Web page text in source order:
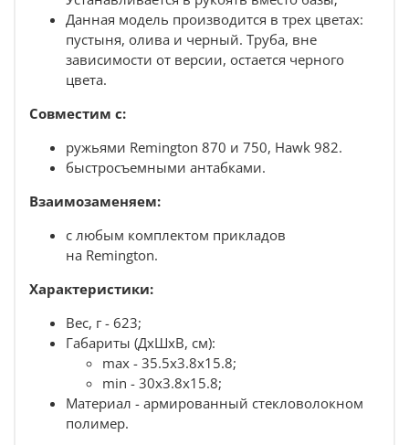
Данная модель производится в трех цветах:
пустыня, олива и черный. Труба, вне
зависимости от версии, остается черного
цвета.
Совместим с:
ружьями Remington 870 и 750, Hawk 982.
быстросъемными антабками.
Взаимозаменяем:
с любым комплектом прикладов
на Remington.
Характеристики:
Вес, г - 623;
Габариты (ДхШхВ, см):
max - 35.5х3.8х15.8;
min - 30х3.8х15.8;
Материал - армированный стекловолокном
полимер.